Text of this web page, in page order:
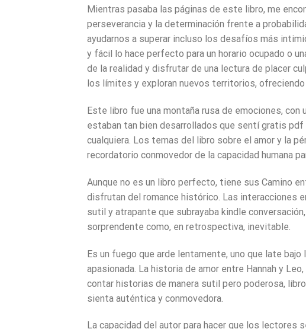
Mientras pasaba las páginas de este libro, me
perseverancia y la determinación frente a
ayudarnos a superar incluso los desafíos más
y fácil lo hace perfecto para un horario ocupado o
de la realidad y disfrutar de una lectura de placer
los límites y exploran nuevos territorios,
Este libro fue una montaña rusa de emociones, con
estaban tan bien desarrollados que sentí gratis pdf
cualquiera. Los temas del libro sobre el amor y la
recordatorio conmovedor de la capacidad humana
Aunque no es un libro perfecto, tiene sus Camino
disfrutan del romance histórico. Las interacciones
sutil y atrapante que subrayaba kindle
sorprendente como, en retrospectiva, inevitable.
Es un fuego que arde lentamente, uno que late
apasionada. La historia de amor entre Hannah y
contar historias de manera sutil pero poderosa,
sienta auténtica y conmovedora.
La capacidad del autor para hacer que los